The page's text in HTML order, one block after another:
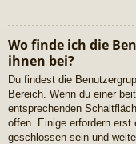
Wo finde ich die
ihnen bei?
Du findest die
Bereich. Wenn du einer
entsprechenden
offen. Einige erfordern erst
geschlossen sein und